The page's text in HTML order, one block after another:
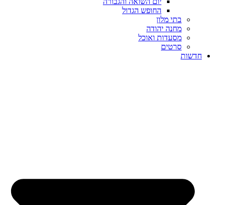
החופש הגדול
בתי מלון
מחנה יהודה
מסעדות ואוכל
סרטים
חדשות